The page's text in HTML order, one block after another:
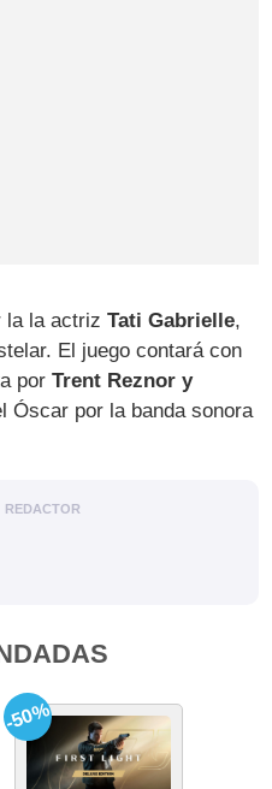
la la actriz Tati Gabrielle,
El juego contará con
porTrent Reznor y
Óscar por la banda sonora
REDACTOR
-50%